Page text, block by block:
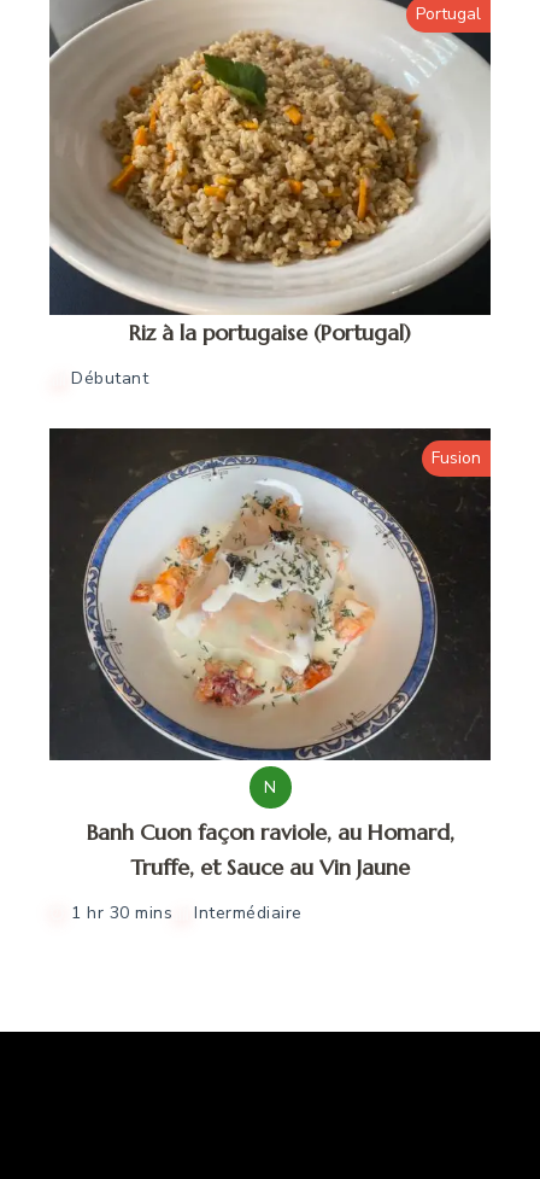
Portugal
Riz à la portugaise (Portugal)
Débutant
Fusion
N
Banh Cuon façon raviole, au Homard,
Truffe, et Sauce au Vin Jaune
1 hr 30 mins Intermédiaire